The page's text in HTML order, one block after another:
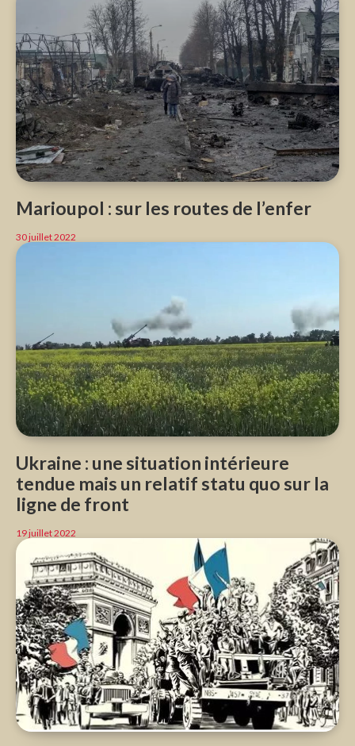
Marioupol : sur les routes de l’enfer
30 juillet 2022
Ukraine : une situation intérieure
tendue mais un relatif statu quo sur la
ligne de front
19 juillet 2022